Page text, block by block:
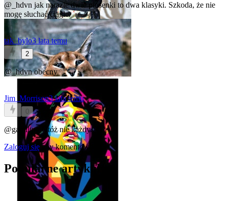
@_hdvn jak narazie dwie piosenki to dwa klasyki. Szkoda, że nie
mogę słuchać ciągle.
tak_bylo3 lata temu
2
@_hdvnobecny
Jim_Morrison3 lata temu
0
@gamlling Otóż nie każdy.
Zaloguj się aby komentować
Popularne artykuły